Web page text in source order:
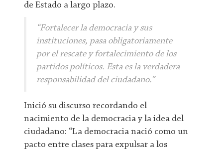
de Estado a largo plazo.
“Fortalecer la democracia y sus
instituciones, pasa obligatoriamente
por el rescate y fortalecimiento de los
partidos políticos. Esta es la verdadera
responsabilidad del ciudadano.”
Inició su discurso recordando el
nacimiento de la democracia y la idea del
ciudadano: “La democracia nació como un
pacto entre clases para expulsar a los